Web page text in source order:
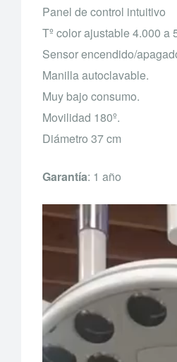
Panel de control intuitivo
Tº color ajustable 4.000 a
Sensor encendido/
Manilla autoclavable.
Muy bajo consumo.
Movilidad 180º.
Diámetro 37 cm
Garantía: 1 año